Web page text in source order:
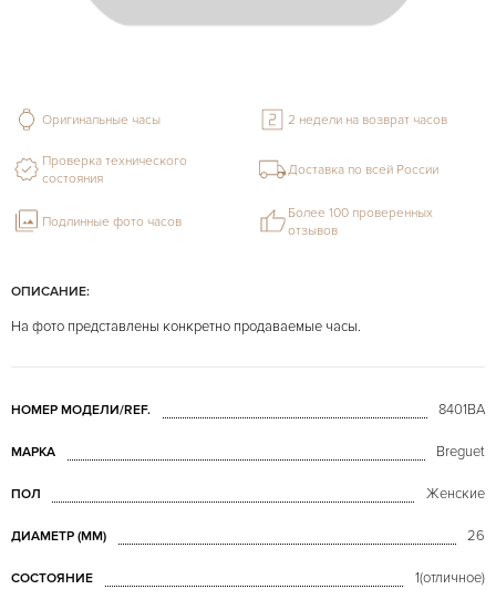
ОПИСАНИЕ:
На фото представлены конкретно продаваемые часы.
НОМЕР МОДЕЛИ/REF. 8401BA
МАРКА Breguet
ПОЛ Женские
ДИАМЕТР (MM) 26
СОСТОЯНИЕ 1(отличное)
Оригинальные часы 2 недели на возврат часов
Проверка технического
состояния
Доставка по всей России
Подлинные фото часов
Более 100 проверенных
отзывов